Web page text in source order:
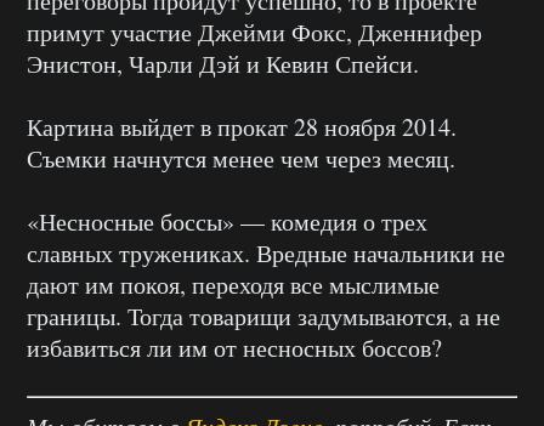
примут участие Джейми Фокс, Дженнифер
Энистон, Чарли Дэй и Кевин Спейси.
Картина выйдет в прокат 28 ноября 2014.
Съемки начнутся менее чем через месяц.
«Несносные боссы» — комедия о трех
славных тружениках. Вредные начальники не
дают им покоя, переходя все мыслимые
границы. Тогда товарищи задумываются, а не
избавиться ли им от несносных боссов?